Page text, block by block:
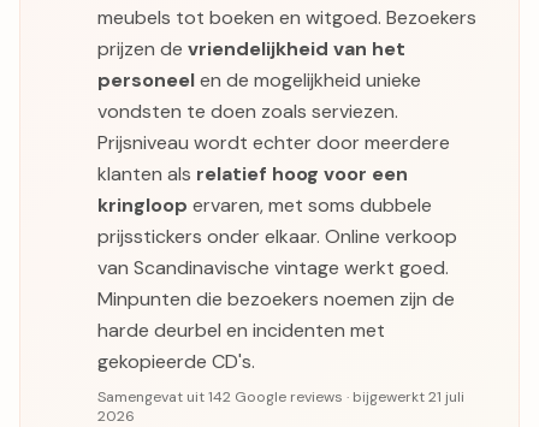
meubels tot boeken en witgoed. Bezoekers
prijzen de vriendelijkheid van het
personeelen de mogelijkheid unieke
vondsten te doen zoals serviezen.
Prijsniveau wordt echter door meerdere
klanten als relatief hoog voor een
kringloop ervaren, met soms dubbele
prijsstickers onder elkaar. Online verkoop
van Scandinavische vintage werkt goed.
Minpunten die bezoekers noemen zijn de
harde deurbel en incidenten met
gekopieerde CD's.
Samengevat uit 142 Google reviews · bijgewerkt 21 juli
2026